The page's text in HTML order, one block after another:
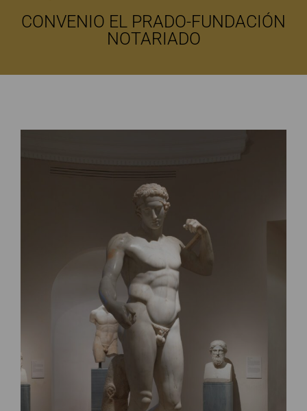
CONVENIO EL PRADO-FUNDACIÓN
NOTARIADO